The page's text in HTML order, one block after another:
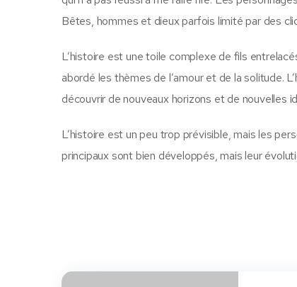
Bêtes, hommes et dieux parfois limité par des
L’histoire est une toile complexe de fils
abordé les thèmes de l’amour et de la solitude.
découvrir de nouveaux horizons et de nouvelles
L’histoire est un peu trop prévisible, mais les
principaux sont bien développés, mais leur